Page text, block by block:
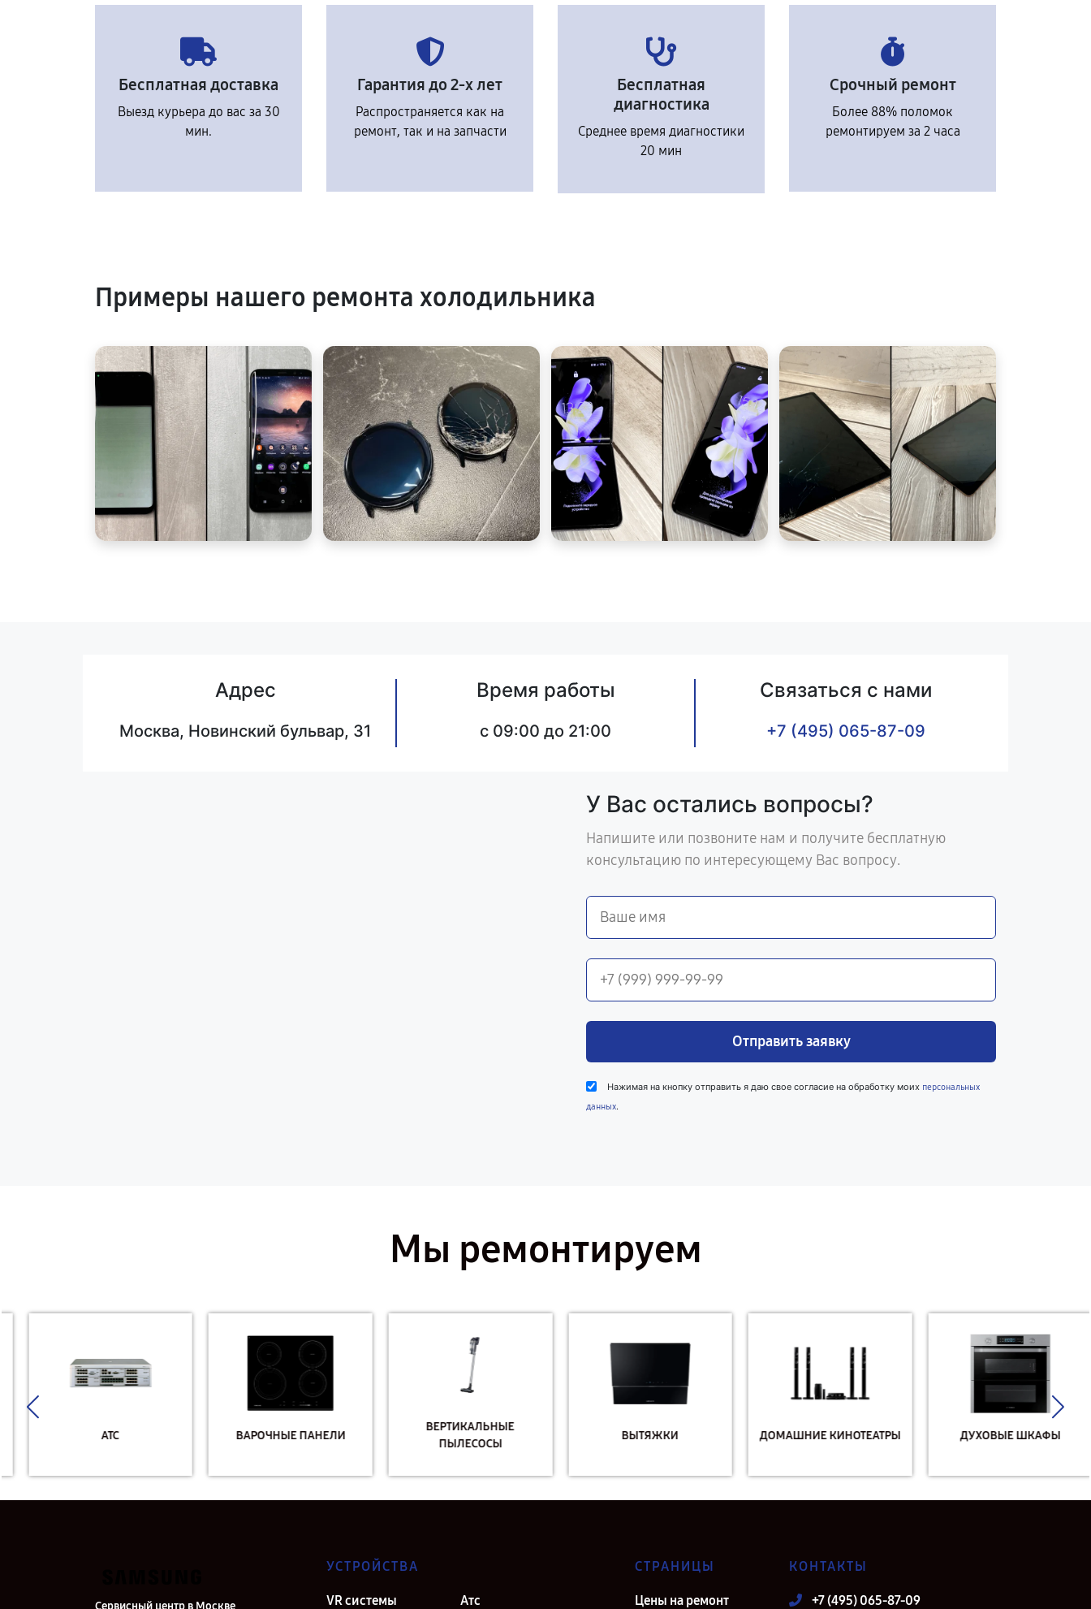
Бесплатная доставка
Выезд курьера до вас за 30
мин.
Гарантия до 2-х лет
Распространяется как на
ремонт, так и на запчасти
Бесплатная
диагностика
Среднее время диагностики
20 мин
Срочный ремонт
Более 88% поломок
ремонтируем за 2 часа
Примеры нашего ремонта холодильника
Адрес
Москва, Новинский бульвар, 31
Время работы
c 09:00 до 21:00
Связаться с нами
+7 (495) 065-87-09
У Вас остались вопросы?
Напишите или позвоните нам и получите бесплатную
консультацию по интересующему Вас вопросу.
Отправить заявку
Нажимая на кнопку отправить я даю свое согласие на обработку моих персональных
данных.
Мы ремонтируем
АТС ВАРОЧНЫЕ ПАНЕЛИ
ВЕРТИКАЛЬНЫЕ
ПЫЛЕСОСЫ
ВЫТЯЖКИ ДОМАШНИЕ КИНОТЕАТРЫ ДУХОВЫЕ ШКАФЫ
Сервисный центр в Москве
УСТРОЙСТВА
VR системы Атс
СТРАНИЦЫ
Цены на ремонт
КОНТАКТЫ
+7 (495) 065-87-09